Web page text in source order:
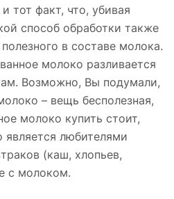
тот факт, что, убивая
способ обработки также
в составе молока.
молоко разливается
Возможно, Вы подумали,
– вещь бесполезная,
молоко купить стоит,
является любителями
(каш, хлопьев,
с молоком.